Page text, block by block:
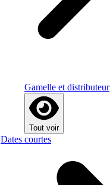
Gamelle et distributeur
Tout voir
Dates courtes